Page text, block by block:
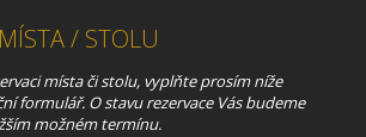
/ STOLU
místa či stolu, vyplňte prosím níže
formulář. O stavu rezervace Vás budeme
možném termínu.